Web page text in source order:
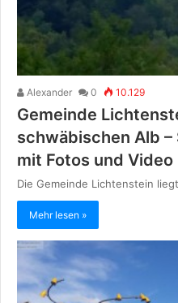
Alexander 0 10.129
Gemeinde
schwäbischen Alb
mit Fotos und Video
Die Gemeinde Lichtenstein
Mehr lesen »